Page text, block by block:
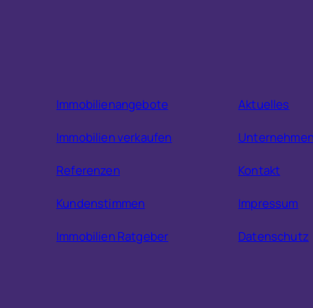
Immobilienangebote
Immobilien verkaufen
Referenzen
Kundenstimmen
Immobilien Ratgeber
Aktuelles
Kontakt
Impressum
Datenschutz